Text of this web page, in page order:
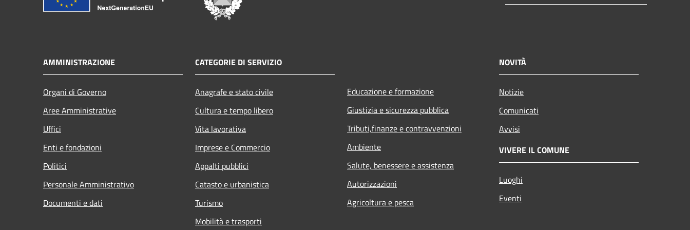
AMMINISTRAZIONE
Organi di Governo
Aree Amministrative
Uffici
Enti e fondazioni
Politici
Personale Amministrativo
Documenti e dati
CATEGORIE DI SERVIZIO
Anagrafe e stato civile
Cultura e tempo libero
Vita lavorativa
Imprese e Commercio
Appalti pubblici
Catasto e urbanistica
Turismo
Mobilità e trasporti
Educazione e formazione
Giustizia e sicurezza pubblica
Tributi,finanze e contravvenzioni
Ambiente
Salute, benessere e assistenza
Autorizzazioni
Agricoltura e pesca
NOVITÀ
Notizie
Comunicati
Avvisi
VIVERE IL COMUNE
Luoghi
Eventi